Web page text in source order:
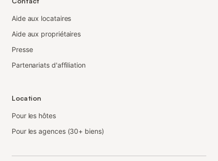
Aide aux locataires
Aide aux propriétaires
Presse
Partenariats d'affiliation
Location
Pour les hôtes
Pour les agences (30+ biens)